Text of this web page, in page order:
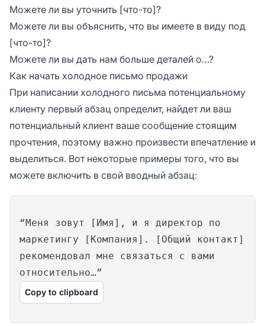
Можете ли вы уточнить [что-то]?
Можете ли вы объяснить, что вы имеете в виду под
[что-то]?
Можете ли вы дать нам больше деталей о…?
Как начать холодное письмо продажи
При написании холодного письма потенциальному
клиенту первый абзац определит, найдет ли ваш
потенциальный клиент ваше сообщение стоящим
прочтения, поэтому важно произвести впечатление и
выделиться. Вот некоторые примеры того, что вы
можете включить в свой вводный абзац:
“Меня зовут [Имя], и я директор по
маркетингу [Компания]. [Общий контакт]
рекомендовал мне связаться с вами
относительно…”
Copy to clipboard